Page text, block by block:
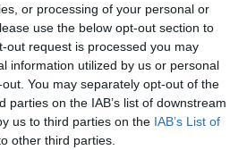
or processing of your personal or
use the below opt-out section to
out request is processed you may
information utilized by us or personal
You may separately opt-out of the
on the IAB’s list of downstream
us to third parties on the IAB’s List of
other third parties.